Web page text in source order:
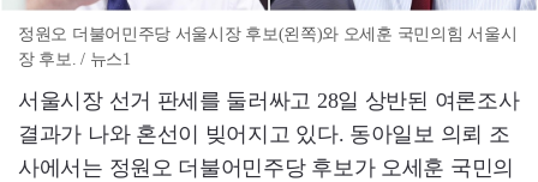
정원오 더불어민주당 서울시장 후보(왼쪽)와 오세훈 국민의힘 서울시
장 후보. / 뉴스1
서울시장 선거 판세를 둘러싸고 28일 상반된 여론조사
결과가 나와 혼선이 빚어지고 있다. 동아일보 의뢰 조
사에서는 정원오 더불어민주당 후보가 오세훈 국민의